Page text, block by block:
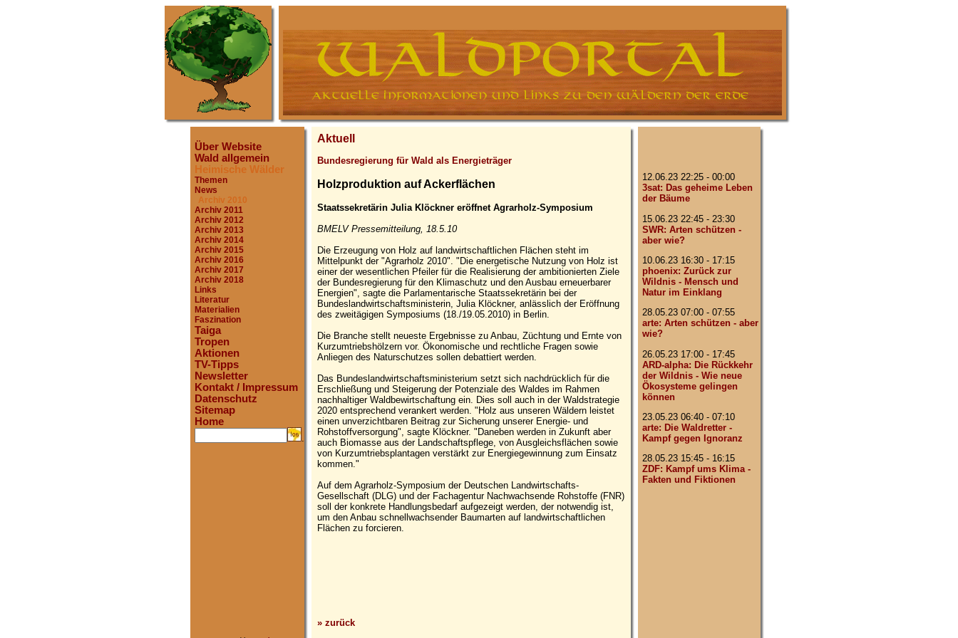
Über Website
Wald allgemein
Heimische Wälder
Themen
News
Archiv 2010
Archiv 2011
Archiv 2012
Archiv 2013
Archiv 2014
Archiv 2015
Archiv 2016
Archiv 2017
Archiv 2018
Links
Literatur
Materialien
Faszination
Taiga
Tropen
Aktionen
TV-Tipps
Newsletter
Kontakt / Impressum
Datenschutz
Sitemap
Home
.
Aktuell
Bundesregierung für Wald als Energieträger
Holzproduktion auf Ackerflächen
Staatssekretärin Julia Klöckner eröffnet Agrarholz-Symposium
BMELV Pressemitteilung, 18.5.10
Die Erzeugung von Holz auf landwirtschaftlichen Flächen steht im
Mittelpunkt der "Agrarholz 2010". "Die energetische Nutzung von Holz ist
einer der wesentlichen Pfeiler für die Realisierung der ambitionierten Ziele
der Bundesregierung für den Klimaschutz und den Ausbau erneuerbarer
Energien", sagte die Parlamentarische Staatssekretärin bei der
Bundeslandwirtschaftsministerin, Julia Klöckner, anlässlich der Eröffnung
des zweitägigen Symposiums (18./19.05.2010) in Berlin.
Die Branche stellt neueste Ergebnisse zu Anbau, Züchtung und Ernte von
Kurzumtriebshölzern vor. Ökonomische und rechtliche Fragen sowie
Anliegen des Naturschutzes sollen debattiert werden.
Das Bundeslandwirtschaftsministerium setzt sich nachdrücklich für die
Erschließung und Steigerung der Potenziale des Waldes im Rahmen
nachhaltiger Waldbewirtschaftung ein. Dies soll auch in der Waldstrategie
2020 entsprechend verankert werden. "Holz aus unseren Wäldern leistet
einen unverzichtbaren Beitrag zur Sicherung unserer Energie- und
Rohstoffversorgung", sagte Klöckner. "Daneben werden in Zukunft aber
auch Biomasse aus der Landschaftspflege, von Ausgleichsflächen sowie
von Kurzumtriebsplantagen verstärkt zur Energiegewinnung zum Einsatz
kommen."
Auf dem Agrarholz-Symposium der Deutschen Landwirtschafts-
Gesellschaft (DLG) und der Fachagentur Nachwachsende Rohstoffe (FNR)
soll der konkrete Handlungsbedarf aufgezeigt werden, der notwendig ist,
um den Anbau schnellwachsender Baumarten auf landwirtschaftlichen
Flächen zu forcieren.
» zurück
12.06.23 22:25 - 00:00
3sat: Das geheime Leben
der Bäume
15.06.23 22:45 - 23:30
SWR: Arten schützen -
aber wie?
10.06.23 16:30 - 17:15
phoenix: Zurück zur
Wildnis - Mensch und
Natur im Einklang
28.05.23 07:00 - 07:55
arte: Arten schützen - aber
wie?
26.05.23 17:00 - 17:45
ARD-alpha: Die Rückkehr
der Wildnis - Wie neue
Ökosysteme gelingen
können
23.05.23 06:40 - 07:10
arte: Die Waldretter -
Kampf gegen Ignoranz
28.05.23 15:45 - 16:15
ZDF: Kampf ums Klima -
Fakten und Fiktionen